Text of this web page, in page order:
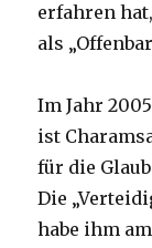
erfahren
als
Im Jahr
ist
für die
Die
habe ihm